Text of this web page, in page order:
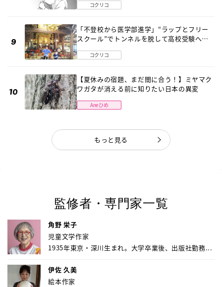
コクリコ
「不登校から医学部進学」“ラップとフリー
スクール”でトンネルを脱して高校受験へ
コクリコ
【夏休みの宿題、まだ間に合う！】ミヤマク
ワガタが消える前に知りたい日本の異変
Aneひめ
もっと見る
監修者・専門家一覧
角野 栄子
児童文学作家
1935年東京・深川生まれ。大学卒業後、出版社勤務...
伊佐 久美
絵本作家